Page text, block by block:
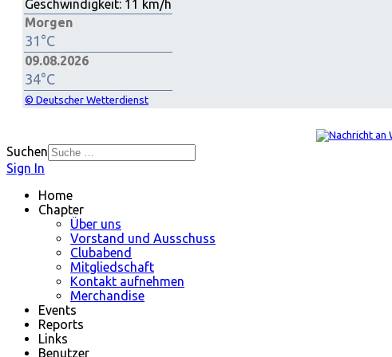
Geschwindigkeit: 11 km/h
Morgen
31°C
09.08.2026
34°C
© Deutscher Wetterdienst
Suchen
Sign In
Home
Chapter
Über uns
Vorstand und Ausschuss
Clubabend
Mitgliedschaft
Kontakt aufnehmen
Merchandise
Events
Reports
Links
Benutzer